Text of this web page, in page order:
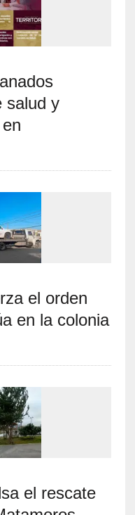
salud y
el orden
en la colonia
el rescate